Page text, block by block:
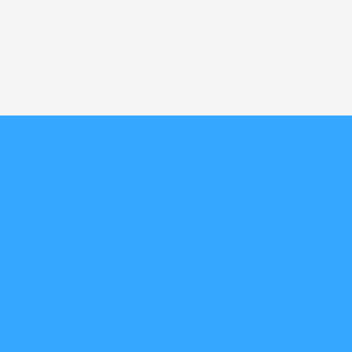
3 Etapas – 190L/día, 50 GPD, Filtración Molecular, Fácil Instalación